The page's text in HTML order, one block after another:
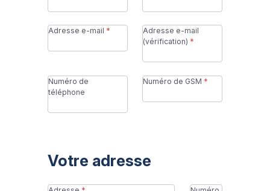
Adresse e-mail
Adresse e-mail
(vérification)
Numéro de
téléphone
Numéro de GSM
Votre adresse
Demandez un devis
Suisse